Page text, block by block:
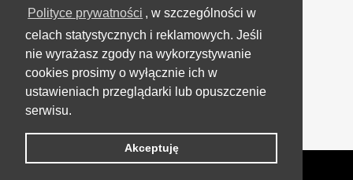
Polityce prywatności , w szczególności w
celach statystycznych i reklamowych. Jeśli
nie wyrażasz zgody na wykorzystywanie
cookies prosimy o wyłącznie ich w
ustawieniach przeglądarki lub opuszczenie
serwisu.
Akceptuję
Facebook
Grupa Testerzy Videotestów
YouTube
Twitter
VideoTesty.pl Wszelkie prawa zastrzeżone